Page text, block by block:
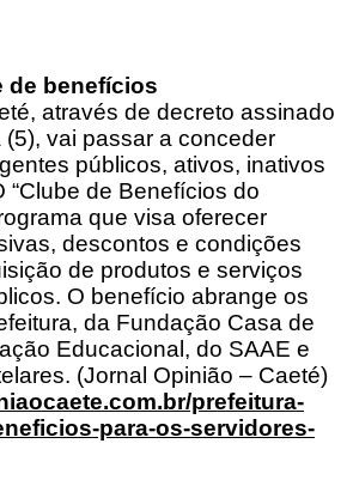
de benefícios
através de decreto assinado
vai passar a conceder
públicos, ativos, inativos
“Clube de Benefícios do
que visa oferecer
descontos e condições
de produtos e serviços
O benefício abrange os
da Fundação Casa de
Educacional, do SAAE e
(Jornal Opinião – Caeté)
prefeitura-
para-os-servidores-